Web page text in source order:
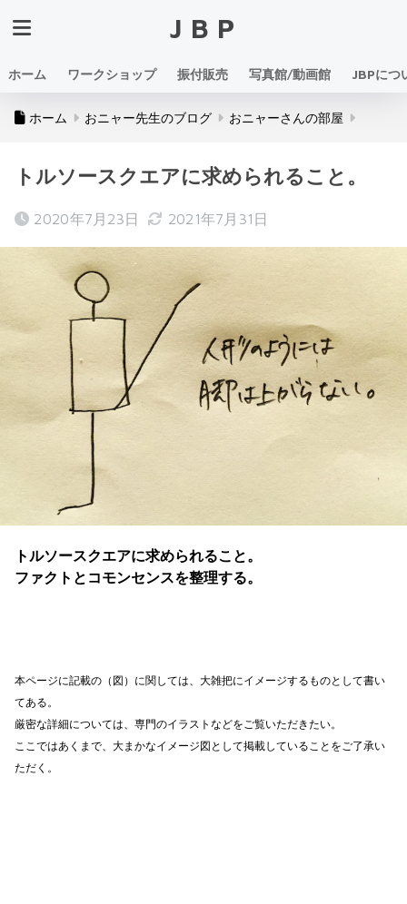
JBP
ホーム ワークショップ 振付販売 写真館/動画館 JBPにつ
ホーム おニャー先生のブログ おニャーさんの部屋
トルソースクエアに求められること。
2020年7月23日 2021年7月31日
トルソースクエアに求められること。
ファクトとコモンセンスを整理する。
本ページに記載の（図）に関しては、大雑把にイメージするものとして書い
てある。
厳密な詳細については、専門のイラストなどをご覧いただきたい。
ここではあくまで、大まかなイメージ図として掲載していることをご了承い
ただく。